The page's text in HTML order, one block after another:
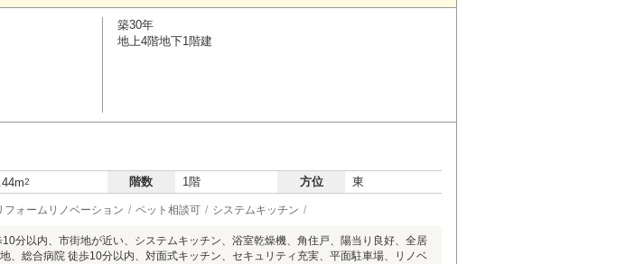
築30年
地上4階地下1階建
2 階数 1階 方位 東
フォームリノベーション ペット相談可 システムキッチン
分以内、市街地が近い、システムキッチン、浴室乾燥機、角住戸、陽当り良好、全居
、総合病院 徒歩10分以内、対面式キッチン、セキュリティ充実、平面駐車場、リノベ